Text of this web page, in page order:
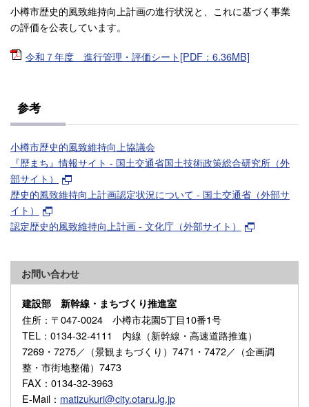
小樽市歴史的風致維持向上計画の進行状況と、これに基づく事業
の評価を公表しています。
令和７年度 進行管理・評価シート[PDF：6.36MB]
参考
小樽市歴史的風致維持向上協議会
『歴まち』情報サイト - 国土交通省国土技術政策総合研究所（外
部サイト）
歴史的風致維持向上計画認定状況について - 国土交通省（外部サ
イト）
認定歴史的風致維持向上計画 - 文化庁（外部サイト）
お問い合わせ
建設部 新幹線・まちづくり推進室
住所 ：〒047-0024 小樽市花園5丁目10番1号
TEL ：0134-32-4111 内線（新幹線・高速道路推進）
7269・7275／（景観まちづくり）7471・7472／（企画調
整・市街地整備）7473
FAX ：0134-32-3963
E-Mail ： matizukuri@city.otaru.lg.jp